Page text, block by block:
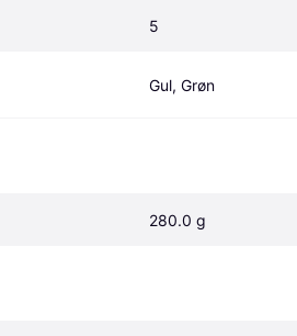
5
Gul, Grøn
280.0 g